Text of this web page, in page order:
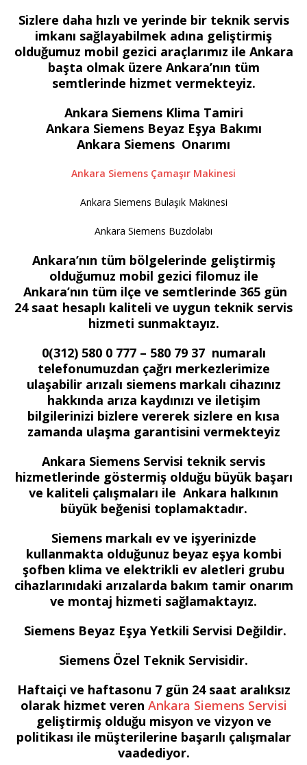
Sizlere daha hızlı ve yerinde bir teknik servis
imkanı sağlayabilmek adına geliştirmiş
olduğumuz mobil gezici araçlarımız ile Ankara
başta olmak üzere Ankara’nın tüm
semtlerinde hizmet vermekteyiz.
Ankara Siemens Klima Tamiri
Ankara Siemens Beyaz Eşya Bakımı
Ankara Siemens Onarımı
Ankara Siemens Çamaşır Makinesi
Ankara Siemens Bulaşık Makinesi
Ankara Siemens Buzdolabı
Ankara’nın tüm bölgelerinde geliştirmiş
olduğumuz mobil gezici filomuz ile
Ankara’nın tüm ilçe ve semtlerinde 365 gün
24 saat hesaplı kaliteli ve uygun teknik servis
hizmeti sunmaktayız.
0(312) 580 0 777 – 580 79 37 numaralı
telefonumuzdan çağrı merkezlerimize
ulaşabilir arızalı siemens markalı cihazınız
hakkında arıza kaydınızı ve iletişim
bilgilerinizi bizlere vererek sizlere en kısa
zamanda ulaşma garantisini vermekteyiz
Ankara Siemens Servisi teknik servis
hizmetlerinde göstermiş olduğu büyük başarı
ve kaliteli çalışmaları ile Ankara halkının
büyük beğenisi toplamaktadır.
Siemens markalı ev ve işyerinizde
kullanmakta olduğunuz beyaz eşya kombi
şofben klima ve elektrikli ev aletleri grubu
cihazlarınıdaki arızalarda bakım tamir onarım
ve montaj hizmeti sağlamaktayız.
Siemens Beyaz Eşya Yetkili Servisi Değildir.
Siemens Özel Teknik Servisidir.
Haftaiçi ve haftasonu 7 gün 24 saat aralıksız
olarak hizmet veren Ankara Siemens Servisi
geliştirmiş olduğu misyon ve vizyon ve
politikası ile müşterilerine başarılı çalışmalar
vaadediyor.